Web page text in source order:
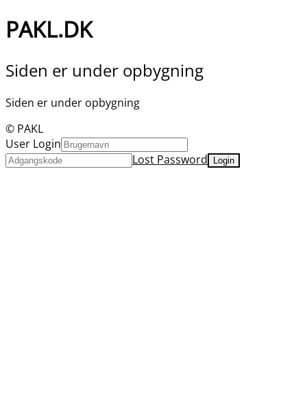
PAKL.DK
Siden er under opbygning
Siden er under opbygning
© PAKL
User Login
Lost Password